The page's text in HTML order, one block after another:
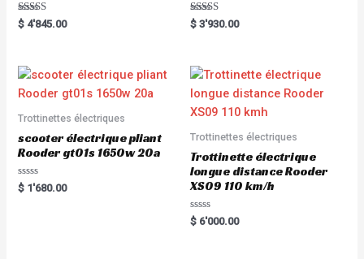
Rated
5.00
$ 4'845.00
Rated
5.00
$ 3'930.00
Trottinettes électriques
scooter électrique pliant
Rooder gt01s 1650w 20a
Rated
0
$ 1'680.00
Trottinettes électriques
Trottinette électrique
longue distance Rooder
XS09 110 km/h
Rated
0
$ 6'000.00